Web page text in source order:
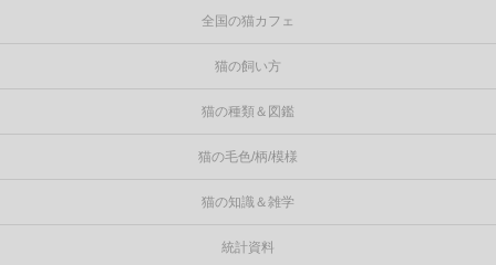
全国の猫カフェ
猫の飼い方
猫の種類＆図鑑
猫の毛色/柄/模様
猫の知識＆雑学
統計資料